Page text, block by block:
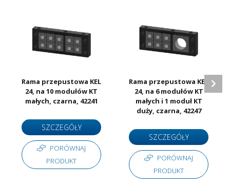
Rama przepustowa KEL
24, na 10 modułów KT
małych, czarna, 42241
SZCZEGÓŁY
PORÓWNAJ
PRODUKT
Rama przepustowa KEL
24, na 6 modułów KT
małych i 1 moduł KT
duży, czarna, 42247
SZCZEGÓŁY
PORÓWNAJ
PRODUKT